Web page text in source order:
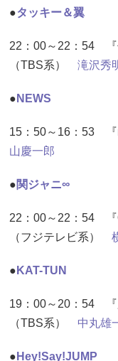
●タッキー＆翼
22：00～22：54 『
（TBS系） 滝沢秀
● NEWS
15：50～16：53
山慶一郎
●関ジャニ∞
22：00～22：54 『
（フジテレビ系）
● KAT-TUN
19：00～20：54 『
（TBS系） 中丸雄
● Hey!Say!JUMP